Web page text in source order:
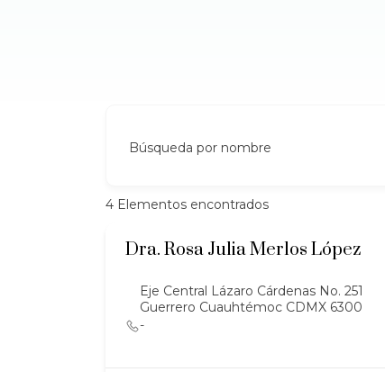
Búsqueda por nombre
4 Elementos encontrados
Dra. Rosa Julia Merlos López
Eje Central Lázaro Cárdenas No. 251
Guerrero Cuauhtémoc CDMX 6300
-